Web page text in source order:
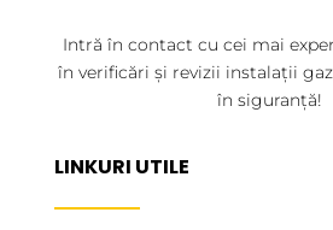
Intră în contact cu cei mai
în verificări și revizii instalații
în siguranță!
LINKURI UTILE